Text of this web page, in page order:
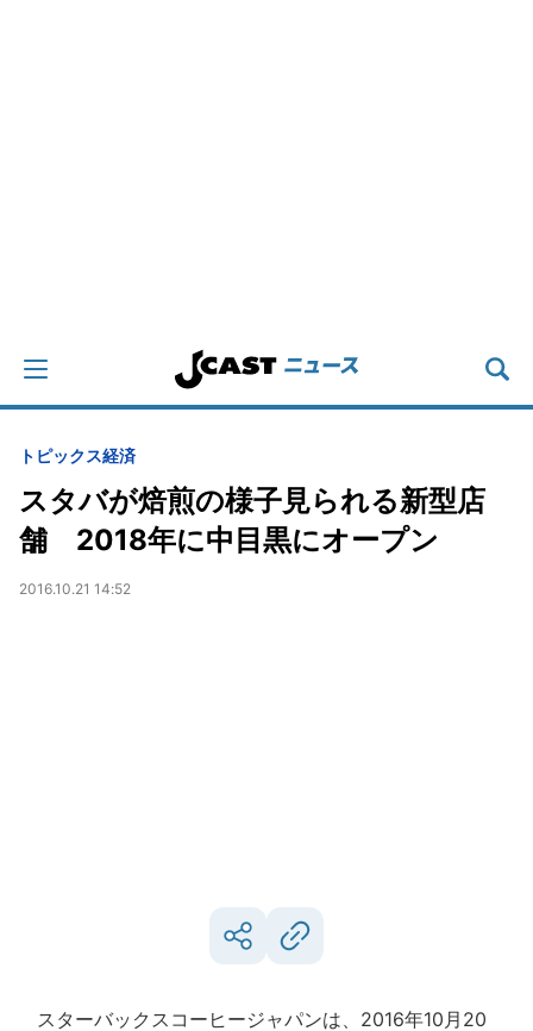
トピックス経済
スタバが焙煎の様子見られる新型店
舗 2018年に中目黒にオープン
2016.10.21 14:52
スターバックスコーヒージャパンは、2016年10月20